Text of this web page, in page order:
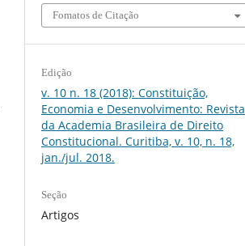
Fomatos de Citação
Edição
v. 10 n. 18 (2018): Constituição,
Economia e Desenvolvimento: Revista
da Academia Brasileira de Direito
Constitucional. Curitiba, v. 10, n. 18,
jan./jul. 2018.
Seção
Artigos